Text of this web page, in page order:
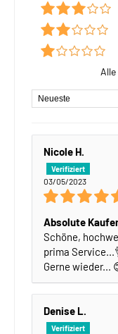
Sort by
Nicole H.
03/05/2023
Absolute
Schöne,
prima
Gerne wieder...
Denise L.